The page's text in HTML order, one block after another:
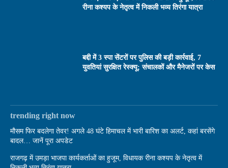
रीना कश्यप के नेतृत्व में निकली भव्य तिरंगा यात्रा
बद्दी में 3 स्पा सेंटरों पर पुलिस की बड़ी कार्रवाई, 7
युवतियां सुरक्षित रेस्क्यू; संचालकों और मैनेजरों पर केस
trending right now
मौसम फिर बदलेगा तेवर! अगले 48 घंटे हिमाचल में भारी बारिश का अलर्ट, कहां बरसेंगे
बादल… जानें पूरा अपडेट
राजगढ़ में उमड़ा भाजपा कार्यकर्ताओं का हुजूम, विधायक रीना कश्यप के नेतृत्व में